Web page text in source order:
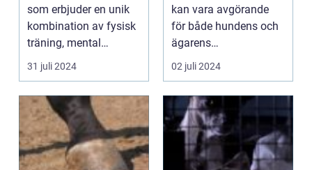
som erbjuder en unik
kombination av fysisk
träning, mental
avkoppl...
31 juli 2024
kan vara avgörande
för både hundens och
ägarens
välbefinnande. Att
förstå hu...
02 juli 2024